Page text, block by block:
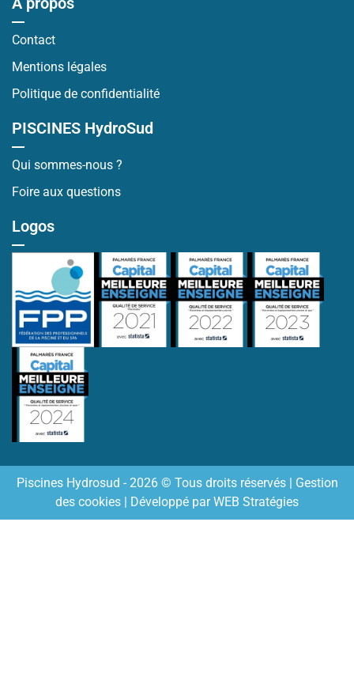
Contact
Mentions légales
Politique de confidentialité
PISCINES HydroSud
Qui sommes-nous ?
Foire aux questions
Logos
Piscines Hydrosud - 2026 © Tous droits réservés | Gestion
des cookies | Développé parWEB Stratégies